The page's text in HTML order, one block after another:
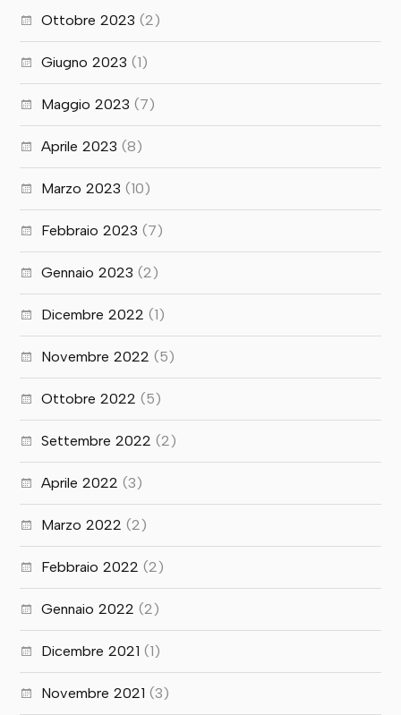
Ottobre 2023 (2)
Giugno 2023 (1)
Maggio 2023 (7)
Aprile 2023 (8)
Marzo 2023 (10)
Febbraio 2023 (7)
Gennaio 2023 (2)
Dicembre 2022 (1)
Novembre 2022 (5)
Ottobre 2022 (5)
Settembre 2022 (2)
Aprile 2022 (3)
Marzo 2022 (2)
Febbraio 2022 (2)
Gennaio 2022 (2)
Dicembre 2021 (1)
Novembre 2021 (3)